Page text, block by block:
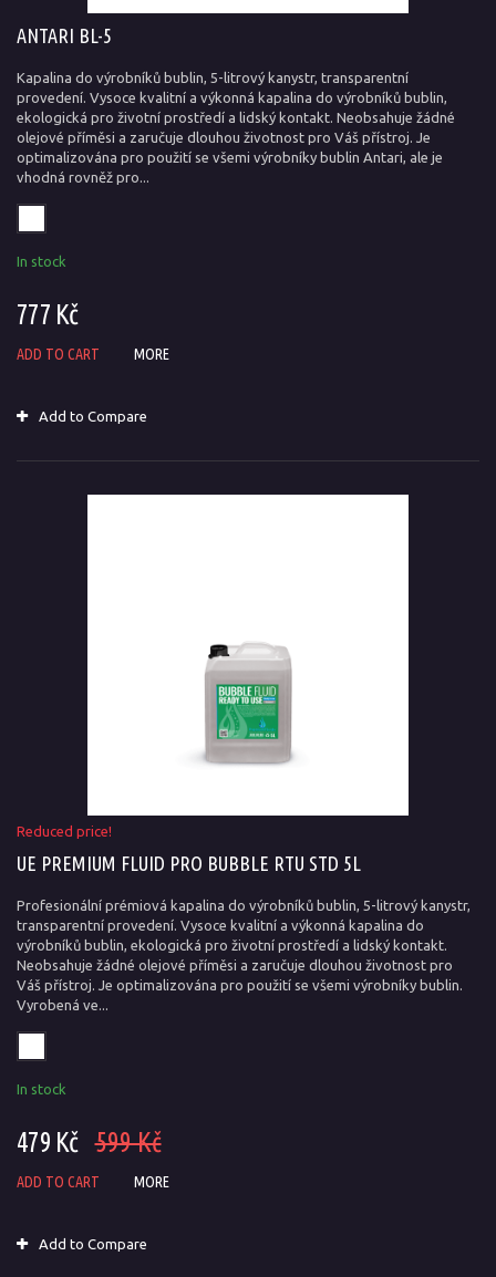
ANTARI BL-5
Kapalina do výrobníků bublin, 5-litrový kanystr, transparentní
provedení. Vysoce kvalitní a výkonná kapalina do výrobníků bublin,
ekologická pro životní prostředí a lidský kontakt. Neobsahuje žádné
olejové příměsi a zaručuje dlouhou životnost pro Váš přístroj. Je
optimalizována pro použití se všemi výrobníky bublin Antari, ale je
vhodná rovněž pro...
In stock
777 Kč
ADD TO CART MORE
Add to Compare
Reduced price!
UE PREMIUM FLUID PRO BUBBLE RTU STD 5L
Profesionální prémiová kapalina do výrobníků bublin, 5-litrový kanystr,
transparentní provedení. Vysoce kvalitní a výkonná kapalina do
výrobníků bublin, ekologická pro životní prostředí a lidský kontakt.
Neobsahuje žádné olejové příměsi a zaručuje dlouhou životnost pro
Váš přístroj. Je optimalizována pro použití se všemi výrobníky bublin.
Vyrobená ve...
In stock
479 Kč 599 Kč
ADD TO CART MORE
Add to Compare